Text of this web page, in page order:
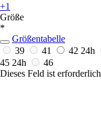
+1
Größe
*
Größentabelle
39
41 42 24h
45 24h
46
Dieses Feld ist erforderlich